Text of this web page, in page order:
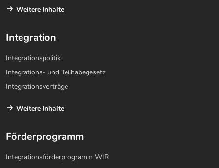
Weitere Inhalte
Integration
Integrationspolitik
Integrations- und Teilhabegesetz
Integrationsverträge
Weitere Inhalte
Förderprogramm
Integrationsförderprogramm WIR